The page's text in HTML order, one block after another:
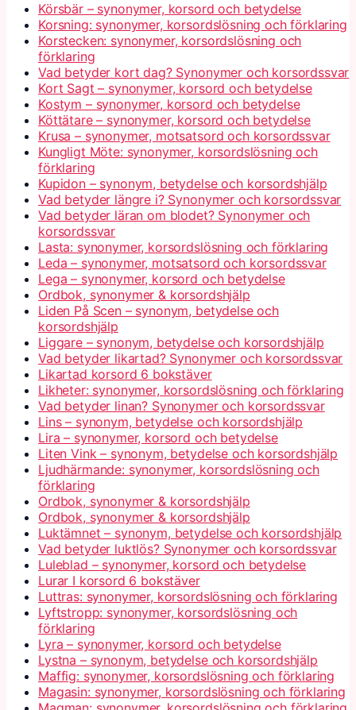
Körsbär – synonymer, korsord och betydelse
Korsning: synonymer, korsordslösning och förklaring
Korstecken: synonymer, korsordslösning och
förklaring
Vad betyder kort dag? Synonymer och korsordssvar
Kort Sagt – synonymer, korsord och betydelse
Kostym – synonymer, korsord och betydelse
Köttätare – synonymer, korsord och betydelse
Krusa – synonymer, motsatsord och korsordssvar
Kungligt Möte: synonymer, korsordslösning och
förklaring
Kupidon – synonym, betydelse och korsordshjälp
Vad betyder längre i? Synonymer och korsordssvar
Vad betyder läran om blodet? Synonymer och
korsordssvar
Lasta: synonymer, korsordslösning och förklaring
Leda – synonymer, motsatsord och korsordssvar
Lega – synonymer, korsord och betydelse
Ordbok, synonymer & korsordshjälp
Liden På Scen – synonym, betydelse och
korsordshjälp
Liggare – synonym, betydelse och korsordshjälp
Vad betyder likartad? Synonymer och korsordssvar
Likartad korsord 6 bokstäver
Likheter: synonymer, korsordslösning och förklaring
Vad betyder linan? Synonymer och korsordssvar
Lins – synonym, betydelse och korsordshjälp
Lira – synonymer, korsord och betydelse
Liten Vink – synonym, betydelse och korsordshjälp
Ljudhärmande: synonymer, korsordslösning och
förklaring
Ordbok, synonymer & korsordshjälp
Ordbok, synonymer & korsordshjälp
Luktämnet – synonym, betydelse och korsordshjälp
Vad betyder luktlös? Synonymer och korsordssvar
Luleblad – synonymer, korsord och betydelse
Lurar I korsord 6 bokstäver
Luttras: synonymer, korsordslösning och förklaring
Lyftstropp: synonymer, korsordslösning och
förklaring
Lyra – synonymer, korsord och betydelse
Lystna – synonym, betydelse och korsordshjälp
Maffig: synonymer, korsordslösning och förklaring
Magasin: synonymer, korsordslösning och förklaring